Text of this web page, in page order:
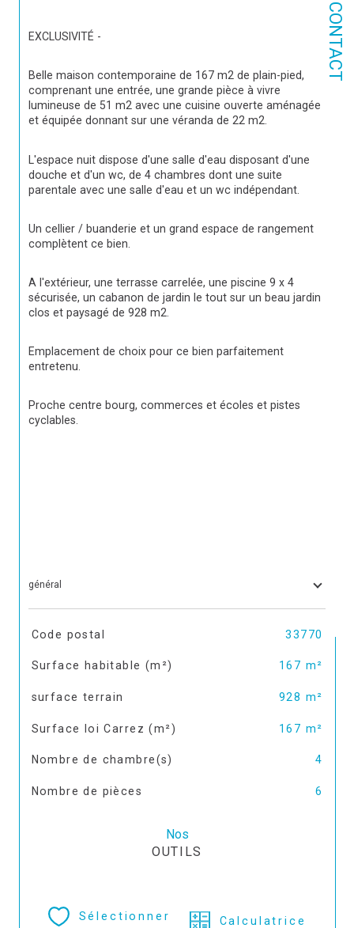
CONTACT
EXCLUSIVITÉ -
Belle maison contemporaine de 167 m2 de plain-pied,
comprenant une entrée, une grande pièce à vivre
lumineuse de 51 m2 avec une cuisine ouverte aménagée
et équipée donnant sur une véranda de 22 m2.
L'espace nuit dispose d'une salle d'eau disposant d'une
douche et d'un wc, de 4 chambres dont une suite
parentale avec une salle d'eau et un wc indépendant.
Un cellier / buanderie et un grand espace de rangement
complètent ce bien.
A l'extérieur, une terrasse carrelée, une piscine 9 x 4
sécurisée, un cabanon de jardin le tout sur un beau jardin
clos et paysagé de 928 m2.
Emplacement de choix pour ce bien parfaitement
entretenu.
Proche centre bourg, commerces et écoles et pistes
cyclables.
général
TRAD_SIROCCO_Caracteristique
Code postal 33770
Surface habitable (m²) 167 m²
surface terrain 928 m²
Surface loi Carrez (m²) 167 m²
Nombre de chambre(s) 4
Nombre de pièces 6
Nos
OUTILS
Sélectionner Calculatrice